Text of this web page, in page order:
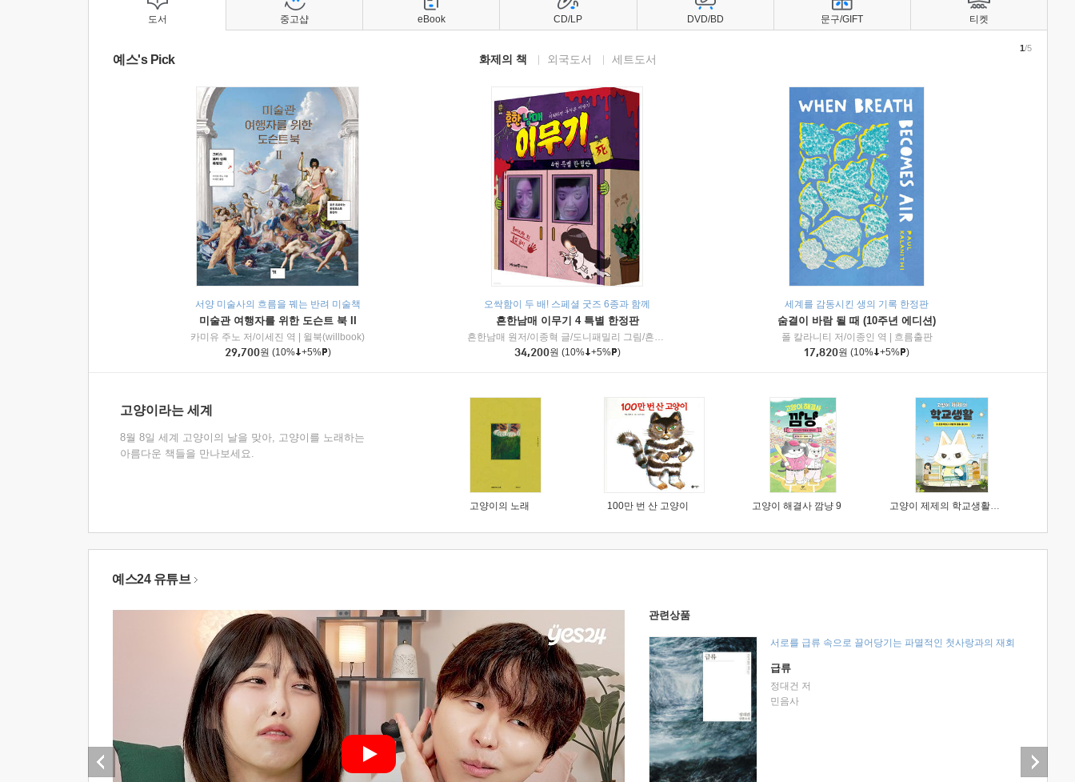
도서
예스's Pick 화제의 책 외국도서 세트도서
서양 미술사의 흐름을 꿰는 반려 미술책
미술관 여행자를 위한 도슨트 북 II
카미유 주노 저/이세진 역
윌북(willbook)
29,700원 (10% +5% )
오싹함이 두 배! 스페셜 굿즈 6종과 함께
흔한남매 이무기 4 특별 한정판
흔한남매 원저/이종혁 글/도니패밀리 그림/흔한컴퍼니 감수
미래엔아이세움
34,200원 (10% +5% )
세계를 감동시킨 생의 기록 한정판
숨결이 바람 될 때 (10주년 에디션)
폴 칼라니티 저/이종인 역
흐름출판
17,820원 (10% +5% )
1/5
고양이라는 세계
8월 8일 세계 고양이의 날을 맞아, 고양이를 노래하는
아름다운 책들을 만나보세요.
고양이의 노래 100만 번 산 고양이 고양이 해결사 깜냥 9 고양이 제제의 학교생활 1 : 초등학생이 이렇게 힘들 줄이야
중고샵 eBook CD/LP DVD/BD 문구/GIFT 티켓
예스24 유튜브
관련상품
서로를 급류 속으로 끌어당기는 파멸적인 첫사랑과의 재회
급류
정대건 저
민음사